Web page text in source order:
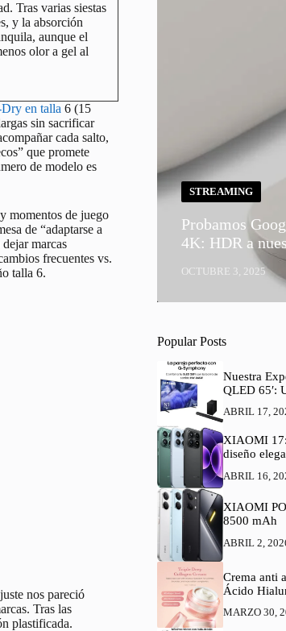
Tras varias siestas
y la absorción
aunque el
olor a gel al
en talla 6 (15
sin sacrificar
cada salto,
que promete
de modelo es
momentos de juego
de “adaptarse a
marcas
frecuentes vs.
talla 6.
nos pareció
Tras las
plastificada.
STREAMING
Probamos
4K: HDR a
OCTUBRE 3, 2025
Popular Posts
Nuestra
QLED 65′:
ABRIL 17,
XIAOMI
diseño
ABRIL 16,
XIAOMI
8500 mAh
ABRIL 2,
Crema anti
Ácido
MARZO 30,